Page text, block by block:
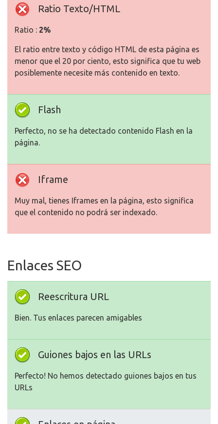
Ratio Texto/HTML
Ratio : 2%
El ratio entre texto y código HTML de esta página es
menor que el 20 por ciento, esto significa que tu web
posiblemente necesite más contenido en texto.
Flash
Perfecto, no se ha detectado contenido Flash en la
página.
Iframe
Muy mal, tienes Iframes en la página, esto significa
que el contenido no podrá ser indexado.
Enlaces SEO
Reescritura URL
Bien. Tus enlaces parecen amigables
Guiones bajos en las URLs
Perfecto! No hemos detectado guiones bajos en tus
URLs